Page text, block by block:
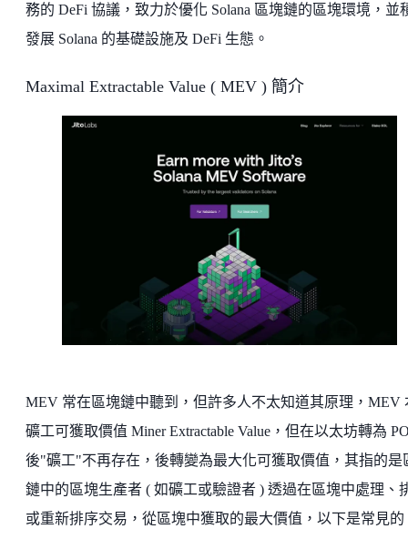
務的 DeFi 協議，致力於優化 Solana 區塊鏈的區塊環境，並
發展 Solana 的基礎設施及 DeFi 生態。
Maximal Extractable Value ( MEV ) 簡介
MEV 常在區塊鏈中聽到，但許多人不太知道其原理，MEV
礦工可獲取價值 Miner Extractable Value，但在以太坊轉為
後"礦工"不再存在，後轉變為最大化可獲取價值，其指的是
鏈中的區塊生產者 ( 如礦工或驗證者 ) 透過在區塊中處理、
或重新排序交易，從區塊中獲取的最大價值，以下是常見的